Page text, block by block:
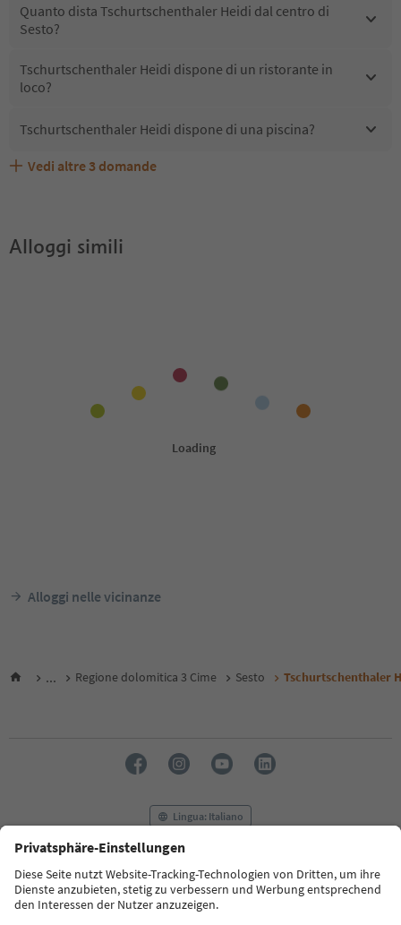
Quanto dista Tschurtschenthaler Heidi dal centro di
Sesto?
Tschurtschenthaler Heidi dispone di un ristorante in
loco?
Tschurtschenthaler Heidi dispone di una piscina?
Tschurtschenthaler Heidi accetta animali domestici?
Quali servizi/attività sono disponibili presso
Gli ospiti di Tschurtschenthaler Heidi ricevono l'Alto
Vedi altre 3 domande
Alloggi simili
Alloggi nelle vicinanze
... Regione dolomitica 3 Cime Sesto Tschurtschenthaler
Lingua: Italiano
FAQ Contatti Press MICE
Privacy Policy
Termini e condizioni
Crediti
Cookie Policy